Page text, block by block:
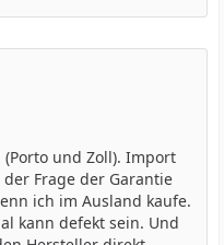
und Zoll). Import
Frage der Garantie
ich im Ausland kaufe.
kann defekt sein. Und